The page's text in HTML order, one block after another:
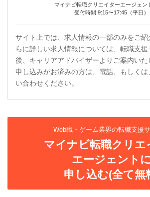
マイナビ転職クリエイターエージェン
受付時間 9:15〜17:45（平日）
サイト上では、求人情報の一部のみをご紹
らに詳しい求人情報については、転職支
後、キャリアアドバイザーよりご案内い
申し込みがお済みの方は、電話、もしくは
い合わせください。
Web職・ゲーム業界の転職支援
マイナビ転職クリエ
エージェントに
申し込む(全て無